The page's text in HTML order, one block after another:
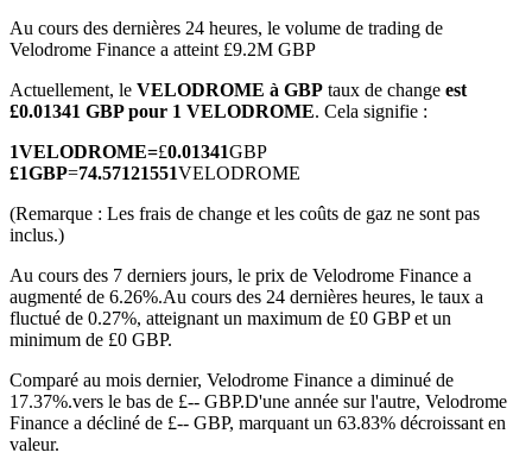
TradFi
Produits dérivés sur actions, forex, métaux précieux et matières
premières
Futures utilisant l'USDC comme garantie
Au cours des dernières 24 heures, le volume de trading de
Velodrome Finance a atteint £9.2M GBP
Actuellement, le VELODROME à GBP taux de change est
£0.01341 GBP pour 1 VELODROME. Cela signifie :
1VELODROME=£0.01341GBP
£1GBP=74.57121551VELODROME
(Remarque : Les frais de change et les coûts de gaz ne sont pas
inclus.)
Au cours des 7 derniers jours, le prix de Velodrome Finance a
augmenté de 6.26%.Au cours des 24 dernières heures, le taux a
fluctué de 0.27%, atteignant un maximum de £0 GBP et un
minimum de £0 GBP.
Comparé au mois dernier, Velodrome Finance a diminué de
17.37%.vers le bas de £-- GBP.D'une année sur l'autre, Velodrome
Finance a décliné de £-- GBP, marquant un 63.83% décroissant en
valeur.